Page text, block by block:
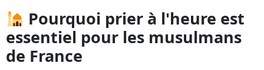
Pourquoi prier à l'heure est
essentiel pour les musulmans
de France